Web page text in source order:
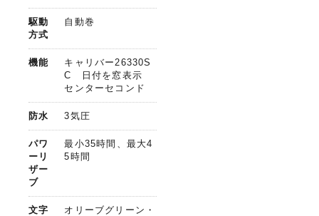
駆動
方式
自動巻
機能
キャリバー26330S
C 日付を窓表示
センターセコンド
防水 3気圧
パワ
ーリ
ザー
ブ
最小35時間、最大4
5時間
文字
オリーブグリーン・